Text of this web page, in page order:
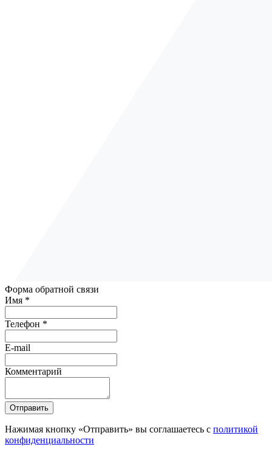
Форма обратной связи
Имя *
Телефон *
E-mail
Комментарий
Отправить
Нажимая кнопку «Отправить» вы соглашаетесь с политикой
конфиденциальности